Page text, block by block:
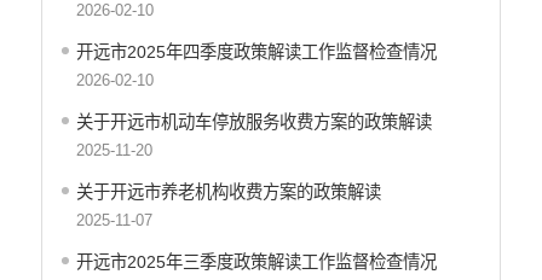
2026-02-10
开远市2025年四季度政策解读工作监督检查情况
2026-02-10
关于开远市机动车停放服务收费方案的政策解读
2025-11-20
关于开远市养老机构收费方案的政策解读
2025-11-07
开远市2025年三季度政策解读工作监督检查情况